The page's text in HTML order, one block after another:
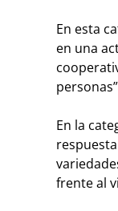
En esta
en una
En la
frente al